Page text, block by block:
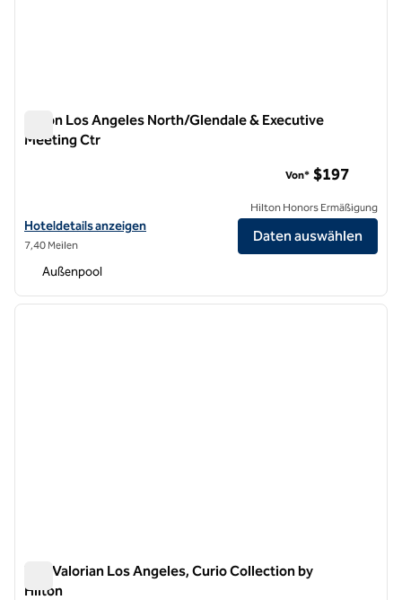
Hilton Los Angeles North/Glendale & Executive
Meeting Ctr
Hoteldetails für das Hilton Los Angeles North/Glendale & Executive
Hoteldetails anzeigen
7,40 Meilen
Von* $197
Hilton Honors Ermäßigung
Daten auswählen
Außenpool
1 von 12
The Valorian Los Angeles, Curio Collection by
Hilton